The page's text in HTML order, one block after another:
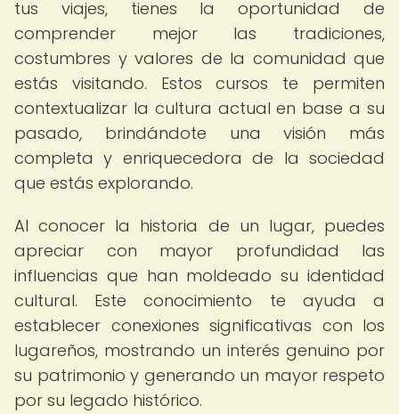
tus viajes, tienes la oportunidad de
comprender mejor las tradiciones,
costumbres y valores de la comunidad que
estás visitando. Estos cursos te permiten
contextualizar la cultura actual en base a su
pasado, brindándote una visión más
completa y enriquecedora de la sociedad
que estás explorando.
Al conocer la historia de un lugar, puedes
apreciar con mayor profundidad las
influencias que han moldeado su identidad
cultural. Este conocimiento te ayuda a
establecer conexiones significativas con los
lugareños, mostrando un interés genuino por
su patrimonio y generando un mayor respeto
por su legado histórico.